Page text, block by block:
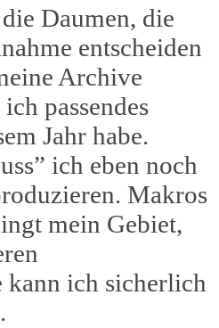
Daumen, die
entscheiden
Archive
passendes
Jahr habe.
ich eben noch
Makros
mein Gebiet,
kann ich sicherlich